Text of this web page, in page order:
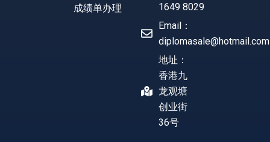
成绩单办理
1649 8029
Email：
diplomasale@hotmail.com
地址：
香港九
龙观塘
创业街
36号